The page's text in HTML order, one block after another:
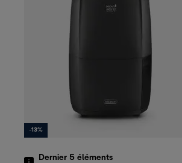
-13%
Dernier 5 éléments